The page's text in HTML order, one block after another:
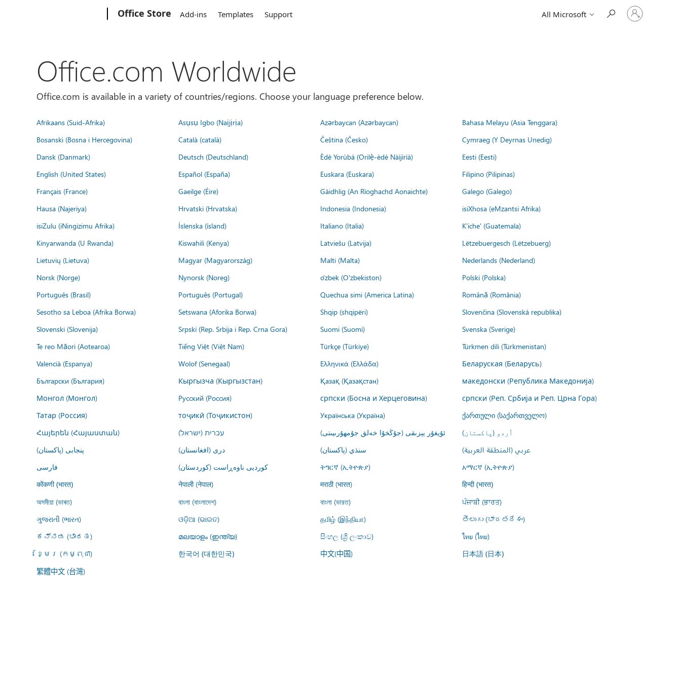
Office Store Add-ins Templates Support All Microsoft
Sign
in
Office.com Worldwide
Office.com is available in a variety of countries/regions. Choose your language preference below.
Afrikaans (Suid-Afrika) Asụsụ Igbo (Naịjịrịa) Azərbaycan (Azərbaycan)
Bahasa Melayu (Asia Tenggara)
Bosanski (Bosna i Hercegovina)
Català (català) Čeština (Česko)
Cymraeg (Y Deyrnas Unedig)
Dansk (Danmark)
Deutsch (Deutschland) Èdè Yorùbá (Orilẹ̀-èdè Nàìjíríà)
Eesti (Eesti)
English (United States)
Español (España) Euskara (Euskara)
Filipino (Pilipinas)
Français (France)
Gaeilge (Éire) Gàidhlig (An Rìoghachd Aonaichte)
Galego (Galego)
Hausa (Najeriya)
Hrvatski (Hrvatska) Indonesia (Indonesia)
isiXhosa (eMzantsi Afrika)
isiZulu (iNingizimu Afrika)
Íslenska (ísland) Italiano (Italia)
K'iche' (Guatemala)
Kinyarwanda (U Rwanda)
Kiswahili (Kenya) Latviešu (Latvija)
Lëtzebuergesch (Lëtzebuerg)
Lietuvių (Lietuva)
Magyar (Magyarország) Malti (Malta)
Nederlands (Nederland)
Norsk (Norge)
Nynorsk (Noreg) o'zbek (O'zbekiston)
Polski (Polska)
Português (Brasil)
Português (Portugal) Quechua simi (America Latina)
Română (România)
Sesotho sa Leboa (Afrika Borwa)
Setswana (Aforika Borwa) Shqip (shqipëri)
Slovenčina (Slovenská republika)
Slovenski (Slovenija)
Srpski (Rep. Srbija i Rep. Crna Gora) Suomi (Suomi)
Svenska (Sverige)
Te reo Māori (Aotearoa)
Tiếng Việt (Việt Nam) Türkçe (Türkiye)
Türkmen dili (Türkmenistan)
Valencià (Espanya)
Wolof (Senegaal) Ελληνικά (Ελλάδα)
Беларуская (Беларусь)
Български (България)
Кыргызча (Кыргызстан) Қазақ (Қазақстан)
македонски (Република Македонија)
Монгол (Монгол)
Русский (Россия) српски (Босна и Херцеговина)
српски (Реп. Србија и Реп. Црна Гора)
Татар (Россия)
тоҷикӣ (Тоҷикистон) Українська (Україна)
ქართული (საქართველო)
Հայերեն (Հայաստան)
עברית (ישראל) ئۇيغۇر يېزىقى (جۇڭخۇا خەلق جۇمھۇرىيىتى)
اُردو (پاکستان)
پنجابی (پاکستان)
درى (افغانستان) سنڌي (پاکستان)
عربي (المنطقة العربية)
فارسى
کوردیی ناوەڕاست (کوردستان) ትግርኛ (ኢትዮጵያ) አማርኛ (ኢትዮጵያ)
कोंकणी (भारत) नेपाली (नेपाल) मराठी (भारत) हिन्दी (भारत)
অসমীয়া (ভাৰত) বাংলা (বাংলাদেশ) বাংলা (ভারত)
ਪੰਜਾਬੀ (ਭਾਰਤ)
ગુજરાતી (ભારત)
ଓଡ଼ିଆ (ଭାରତ) தமிழ் (இந்தியா)
తెలుగు (భారతదేశం)
ಕನ್ನಡ (ಭಾರತ)
മലയാളം (ഇന്ത്യ) සිංහල (ශ්‍රී ලංකාව)
ไทย (ไทย)
ខ្មែរ (កម្ពុជា)
한국어 (대한민국) 中文(中国) 日本語 (日本)
繁體中文 (台灣)